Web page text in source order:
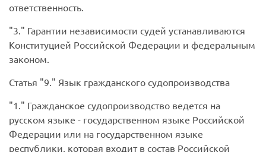
ответственность.
3.
Гарантии независимости судей устанавливаются
Конституцией Российской Федерации и федеральным
законом.
Статья 9.
Язык гражданского судопроизводства
1.
Гражданское судопроизводство ведется на
русском языке - государственном языке Российской
Федерации или на государственном языке
республики, которая входит в состав Российской